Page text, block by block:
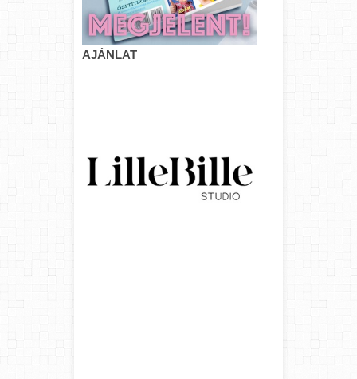
AJÁNLAT